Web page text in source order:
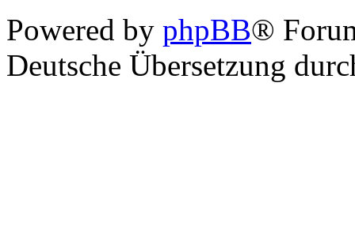
Powered by phpBB®
Deutsche Übersetzung